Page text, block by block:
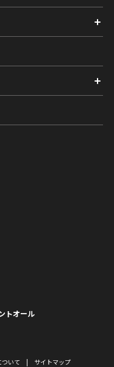
トオール
いて サイトマップ